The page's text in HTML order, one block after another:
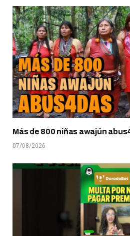
Más de 800 niñas awajún
07/08/2026